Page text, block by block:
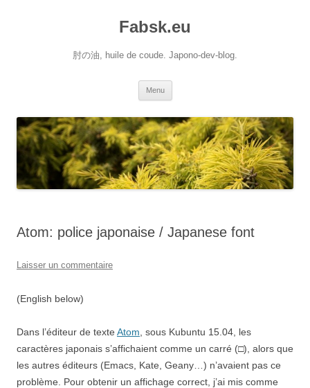
Fabsk.eu
肘の油, huile de coude. Japono-dev-blog.
Menu
Atom: police japonaise / Japanese font
Laisser un commentaire
(English below)
Dans l’éditeur de texte Atom , sous Kubuntu 15.04, les
caractères japonais s’affichaient comme un carré (□), alors que
les autres éditeurs (Emacs, Kate, Geany…) n’avaient pas ce
problème. Pour obtenir un affichage correct, j’ai mis comme